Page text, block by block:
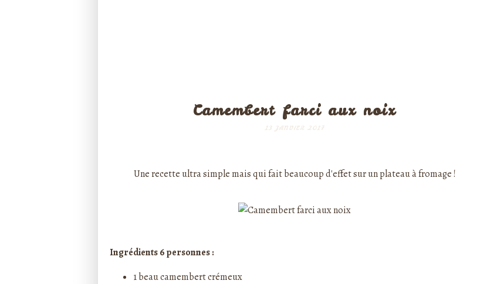
Camembert farci aux noix
13 JANVIER 2017
Une recette ultra simple mais qui fait beaucoup d'effet sur un plateau à fromage !
Ingrédients 6 personnes :
1 beau camembert crémeux